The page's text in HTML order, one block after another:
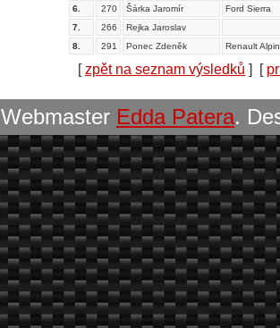
6.
270 Šárka Jaromír
Ford Sierra
7.
266
Rejka Jaroslav
8.
291 Ponec Zdeněk Renault
[zpět na seznam výsledků ] [
Webmaster Edda Patera.